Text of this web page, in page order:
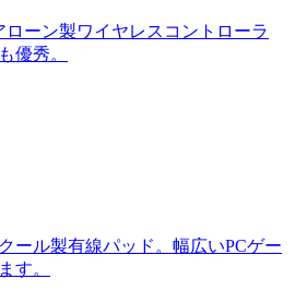
ローン製ワイヤレスコントローラ
優秀。
ール製有線パッド。幅広いPCゲー
す。